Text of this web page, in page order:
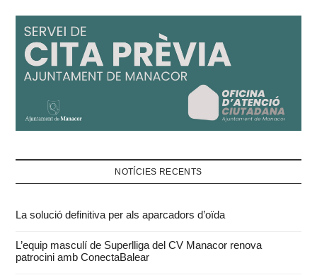
NOTÍCIES RECENTS
La solució definitiva per als aparcadors d’oïda
L’equip masculí de Superlliga del CV Manacor renova
patrocini amb ConectaBalear